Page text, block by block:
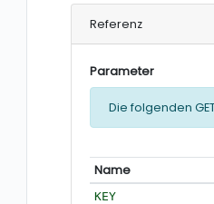
Referenz
Parameter
Die folgenden
Name
KEY